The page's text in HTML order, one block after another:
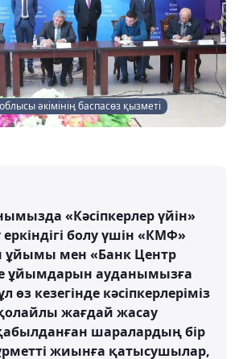
әкімінің баспасөз қызметі
«Кәсіпкерлер үйін»
болу үшін «КМФ»
мен «Банк Центр
ұйымдарын ауданымызға
кезегінде кәсіпкерлеріміз
жағдай жасау
шаралардың бір
жиынға қатысушылар,